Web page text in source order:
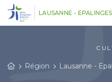
LAUSANNE - EPALINGES
Région Lausanne -
Panneau de gestion des